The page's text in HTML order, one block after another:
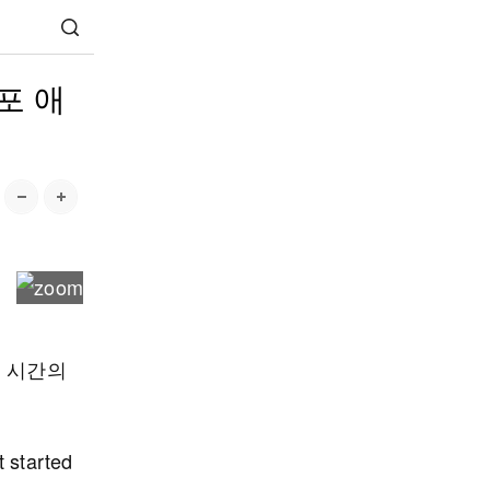
애
간의
started